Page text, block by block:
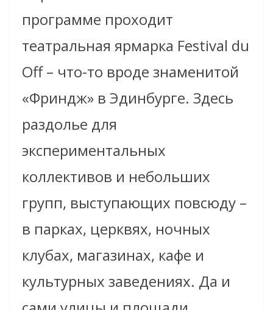
программе проходит
театральная ярмарка Festival du
Off – что-то вроде знаменитой
«Фриндж» в Эдинбурге. Здесь
раздолье для
экспериментальных
коллективов и небольших
групп, выступающих повсюду –
в парках, церквях, ночных
клубах, магазинах, кафе и
культурных заведениях. Да и